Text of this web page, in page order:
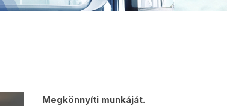
Megkönnyíti munkáját.